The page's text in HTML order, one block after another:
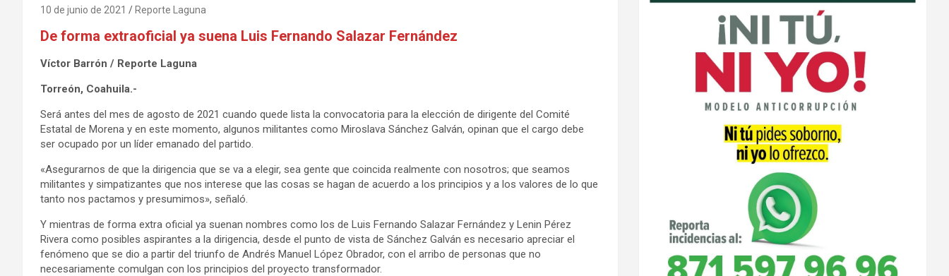
10 de junio de 2021 Reporte Laguna
De forma extraoficial ya suena Luis Fernando Salazar Fernández
Víctor Barrón / Reporte Laguna
Torreón, Coahuila.-
Será antes del mes de agosto de 2021 cuando quede lista la convocatoria para la elección de dirigente del Comité
Estatal de Morena y en este momento, algunos militantes como Miroslava Sánchez Galván, opinan que el cargo debe
ser ocupado por un líder emanado del partido.
«Asegurarnos de que la dirigencia que se va a elegir, sea gente que coincida realmente con nosotros; que seamos
militantes y simpatizantes que nos interese que las cosas se hagan de acuerdo a los principios y a los valores de lo que
tanto nos pactamos y presumimos», señaló.
Y mientras de forma extra oficial ya suenan nombres como los de Luis Fernando Salazar Fernández y Lenin Pérez
Rivera como posibles aspirantes a la dirigencia, desde el punto de vista de Sánchez Galván es necesario apreciar el
fenómeno que se dio a partir del triunfo de Andrés Manuel López Obrador, con el arribo de personas que no
necesariamente comulgan con los principios del proyecto transformador.